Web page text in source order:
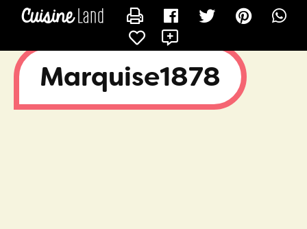
Marquise1878
CONTACTER MARQUISE1878